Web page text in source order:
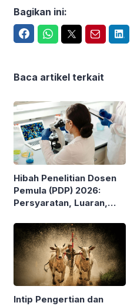
Bagikan ini:
Baca artikel terkait
Hibah Penelitian Dosen
Pemula (PDP) 2026:
Persyaratan, Luaran,
hingga Jangka Waktu
Penelitian
Intip Pengertian dan